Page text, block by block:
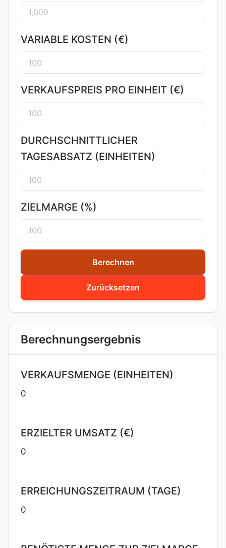
VARIABLE KOSTEN (€)
VERKAUFSPREIS PRO EINHEIT (€)
DURCHSCHNITTLICHER
TAGESABSATZ (EINHEITEN)
ZIELMARGE (%)
Zurücksetzen
Berechnen
Berechnungsergebnis
VERKAUFSMENGE (EINHEITEN)
0
ERZIELTER UMSATZ (€)
0
ERREICHUNGSZEITRAUM (TAGE)
0